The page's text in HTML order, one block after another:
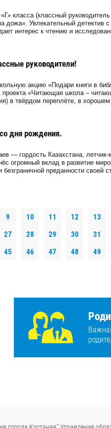
класса (классный
дожа». Увлекательный детектив
интерес к чтению и
руководители!
акцию «Подари книги в
проекта «Читающая школа –
в твёрдом переплёте, в хорошем
дня рождения.
— гордость Казахстана,
огромный вклад в развитие
преданности своей
9 10 11 12 13
27 28 29 30 31
45 46 47 48 49